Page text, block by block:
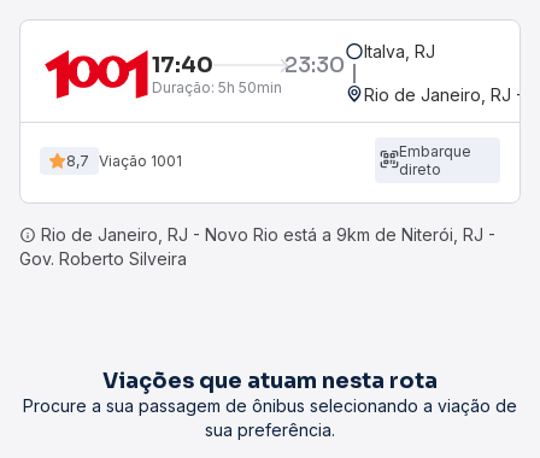
17:40 23:30
Duração: 5h 50min
Italva, RJ
Rio de Janeiro, RJ -
8,7 Viação 1001
Embarque
direto
Rio de Janeiro, RJ - Novo Rio está a 9km de Niterói, RJ -
Gov. Roberto Silveira
Viações que atuam nesta rota
Procure a sua passagem de ônibus selecionando a viação de
sua preferência.